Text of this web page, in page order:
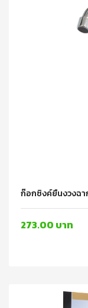
ก๊อกซิงค์ยืนงวงฉา
273.00 บาท